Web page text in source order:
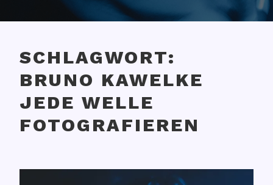
SCHLAGWORT:
BRUNO KAWELKE
JEDE WELLE
FOTOGRAFIEREN